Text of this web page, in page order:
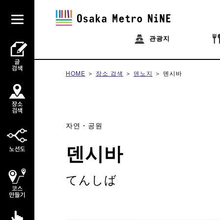
관광지
HOME 장소 검색 덴노지 덴시바
자연・공원
덴시바
てんしば